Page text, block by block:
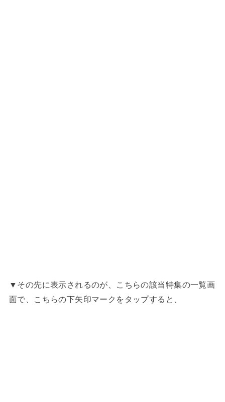
▼その先に表示されるのが、こちらの該当特集の一覧画
面で、こちらの下矢印マークをタップすると、